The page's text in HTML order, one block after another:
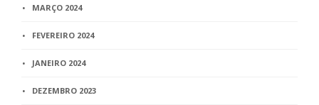
MARÇO 2024
FEVEREIRO 2024
JANEIRO 2024
DEZEMBRO 2023